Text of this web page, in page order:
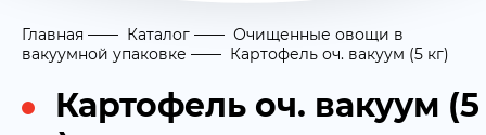
Главная Каталог
Очищенные овощи в
вакуумной упаковке
Картофель оч. вакуум (5 кг)
Картофель оч. вакуум (5